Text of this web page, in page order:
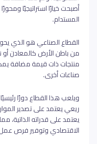
أصبحت خيارًا استراتيجيًا
المستدام.
القطاع الصناعي هو الذي
من باطن الأرض كالمعادن أو
منتجات ذات قيمة مضافة
صناعات أخرى.
ويلعب هذا القطاع دورًا
ريعي يعتمد على تصدير
يعتمد على قدراته الذاتية،
الاقتصادي وتوفير فرص